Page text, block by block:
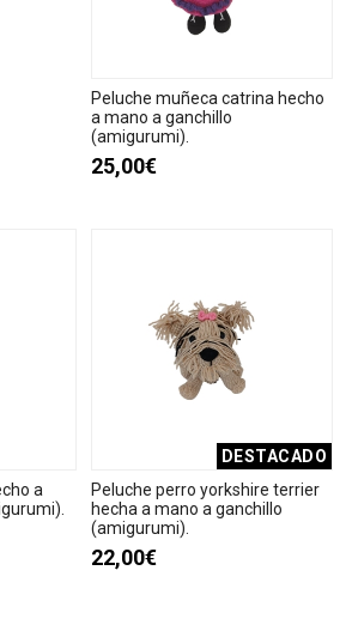
Peluche muñeca catrina hecho
a mano a ganchillo
(amigurumi).
25,00€
a
DESTACADO
Peluche perro yorkshire terrier
hecha a mano a ganchillo
(amigurumi).
22,00€